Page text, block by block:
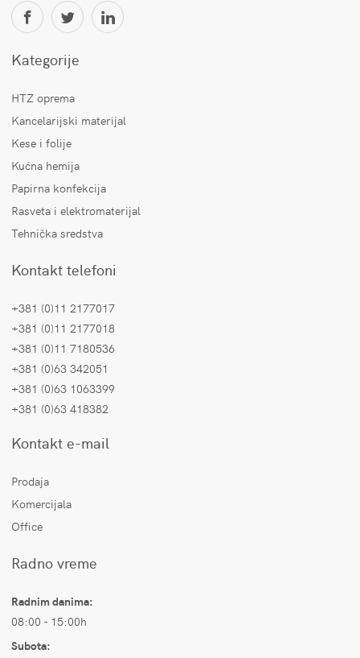
Kategorije
HTZ oprema
Kancelarijski materijal
Kese i folije
Kućna hemija
Papirna konfekcija
Rasveta i elektromaterijal
Tehnička sredstva
Kontakt telefoni
+381 (0)11 2177017
+381 (0)11 2177018
+381 (0)11 7180536
+381 (0)63 342051
+381 (0)63 1063399
+381 (0)63 418382
Kontakt e-mail
Prodaja
Komercijala
Office
Radno vreme
Radnim danima:
08:00 - 15:00h
Subota: